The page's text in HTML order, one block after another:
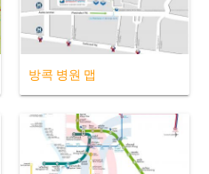
방콕 병원 맵